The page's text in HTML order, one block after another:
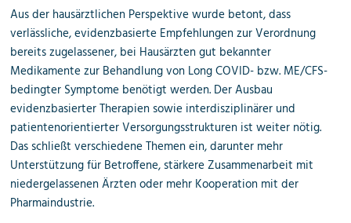
Aus der hausärztlichen Perspektive wurde betont, dass
verlässliche, evidenzbasierte Empfehlungen zur Verordnung
bereits zugelassener, bei Hausärzten gut bekannter
Medikamente zur Behandlung von Long COVID- bzw. ME/CFS-
bedingter Symptome benötigt werden. Der Ausbau
evidenzbasierter Therapien sowie interdisziplinärer und
patienten­orientierter Versorgungsstrukturen ist weiter nötig.
Das schließt verschiedene Themen ein, darunter mehr
Unterstützung für Betroffene, stärkere Zusammenarbeit mit
niedergelassenen Ärzten oder mehr Kooperation mit der
Pharmaindustrie.